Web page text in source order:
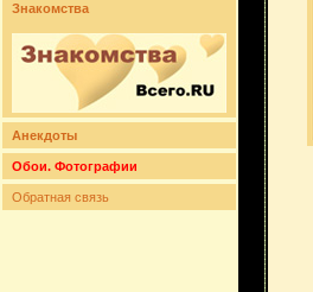
Знакомства
Анекдоты
Обои. Фотографии
Обратная связь